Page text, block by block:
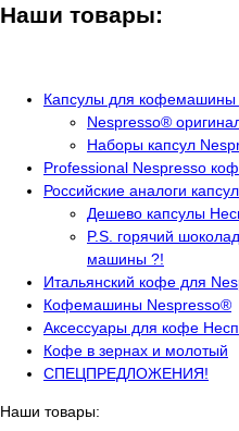
Наши товары:
Капсулы для кофемашины
Nespresso®
Наборы капсул
Professional Nespresso
Российские аналоги
Дешево капсулы
P.S. горячий
машины ?!
Итальянский кофе для
Кофемашины Nespresso®
Аксессуары для кофе
Кофе в зернах и молотый
СПЕЦПРЕДЛОЖЕНИЯ!
Наши товары: